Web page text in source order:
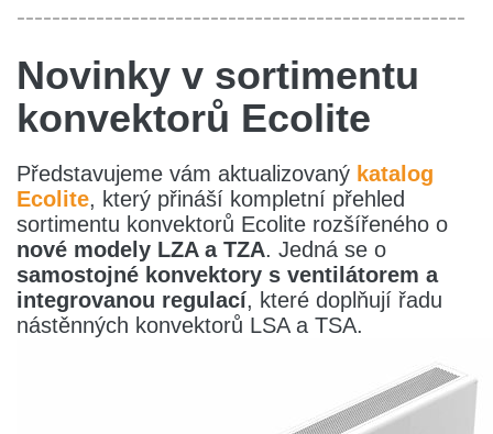
---------------------------------------------------
Novinky v sortimentu
konvektorů Ecolite
Představujeme vám aktualizovaný katalog
Ecolite, který přináší kompletní přehled
sortimentu konvektorů Ecolite rozšířeného o
nové modely LZA a TZA. Jedná se o
samostojné konvektory s ventilátorem a
integrovanou regulací, které doplňují řadu
nástěnných konvektorů LSA a TSA.